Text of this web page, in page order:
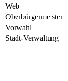
Web
Oberbürgermeister
Vorwahl
Stadt-Verwaltung